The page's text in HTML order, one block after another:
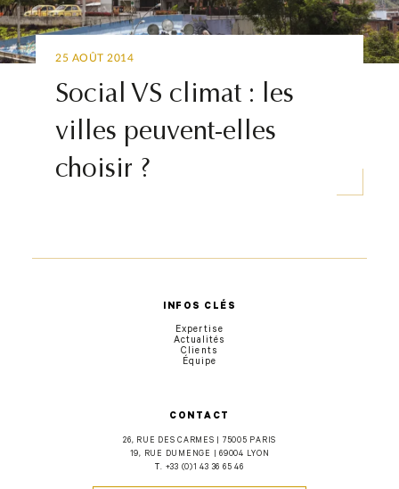
25 AOÛT 2014
Social VS climat : les
villes peuvent-elles
choisir ?
CONTACT
26, RUE DES CARMES | 75005 PARIS
19, RUE DUMENGE | 69004 LYON
T. +33 (0)1 43 36 65 46
INFOS CLÉS
Expertise
Actualités
Clients
Équipe